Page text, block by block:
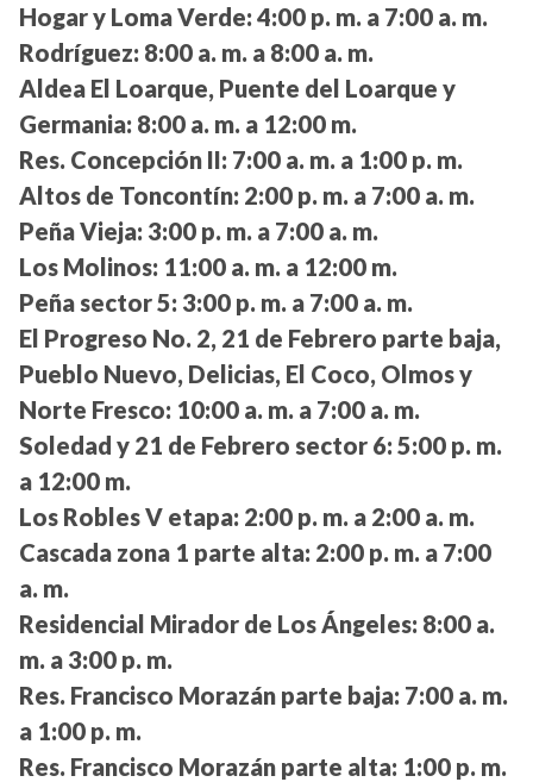
Hogar y Loma Verde: 4:00 p. m. a 7:00 a. m.
Rodríguez: 8:00 a. m. a 8:00 a. m.
Aldea El Loarque, Puente del Loarque y
Germania: 8:00 a. m. a 12:00 m.
Res. Concepción II: 7:00 a. m. a 1:00 p. m.
Altos de Toncontín: 2:00 p. m. a 7:00 a. m.
Peña Vieja: 3:00 p. m. a 7:00 a. m.
Los Molinos: 11:00 a. m. a 12:00 m.
Peña sector 5: 3:00 p. m. a 7:00 a. m.
El Progreso No. 2, 21 de Febrero parte baja,
Pueblo Nuevo, Delicias, El Coco, Olmos y
Norte Fresco: 10:00 a. m. a 7:00 a. m.
Soledad y 21 de Febrero sector 6: 5:00 p. m.
a 12:00 m.
Los Robles V etapa: 2:00 p. m. a 2:00 a. m.
Cascada zona 1 parte alta: 2:00 p. m. a 7:00
a. m.
Residencial Mirador de Los Ángeles: 8:00 a.
m. a 3:00 p. m.
Res. Francisco Morazán parte baja: 7:00 a. m.
a 1:00 p. m.
Res. Francisco Morazán parte alta: 1:00 p. m.